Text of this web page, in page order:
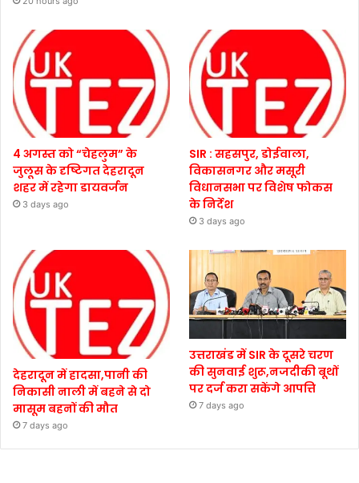
4 अगस्त को “चेहलुम” के
जुलूस के दृष्टिगत देहरादून
शहर में रहेगा डायवर्जन
3 days ago
SIR : सहसपुर, डोईवाला,
विकासनगर और मसूरी
विधानसभा पर विशेष फोकस
के निर्देश
3 days ago
देहरादून में हादसा,पानी की
निकासी नाली में बहने से दो
मासूम बहनों की मौत
7 days ago
उत्तराखंड में SIR के दूसरे चरण
की सुनवाई शुरू,नजदीकी बूथों
पर दर्ज करा सकेंगे आपत्ति
7 days ago